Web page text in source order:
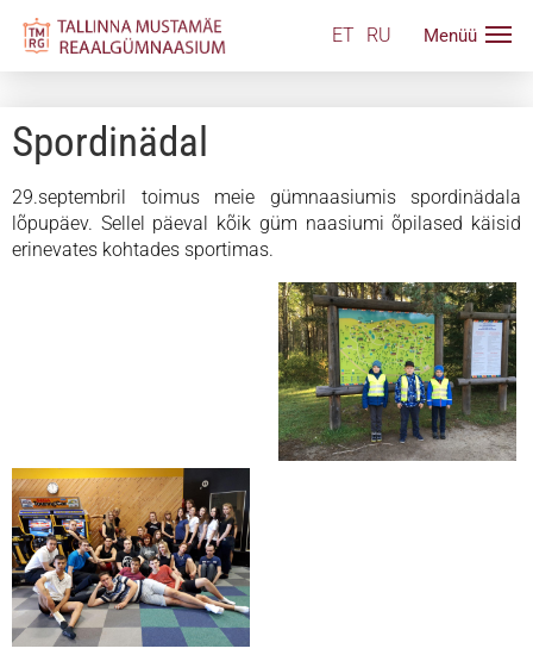
ET RU
Spordinädal
29.septembril toimus meie gümnaasiumis spordinädala
lõpupäev. Sellel päeval kõik güm naasiumi õpilased käisid
erinevates kohtades sportimas.